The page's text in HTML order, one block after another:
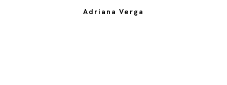
Adriana Verga